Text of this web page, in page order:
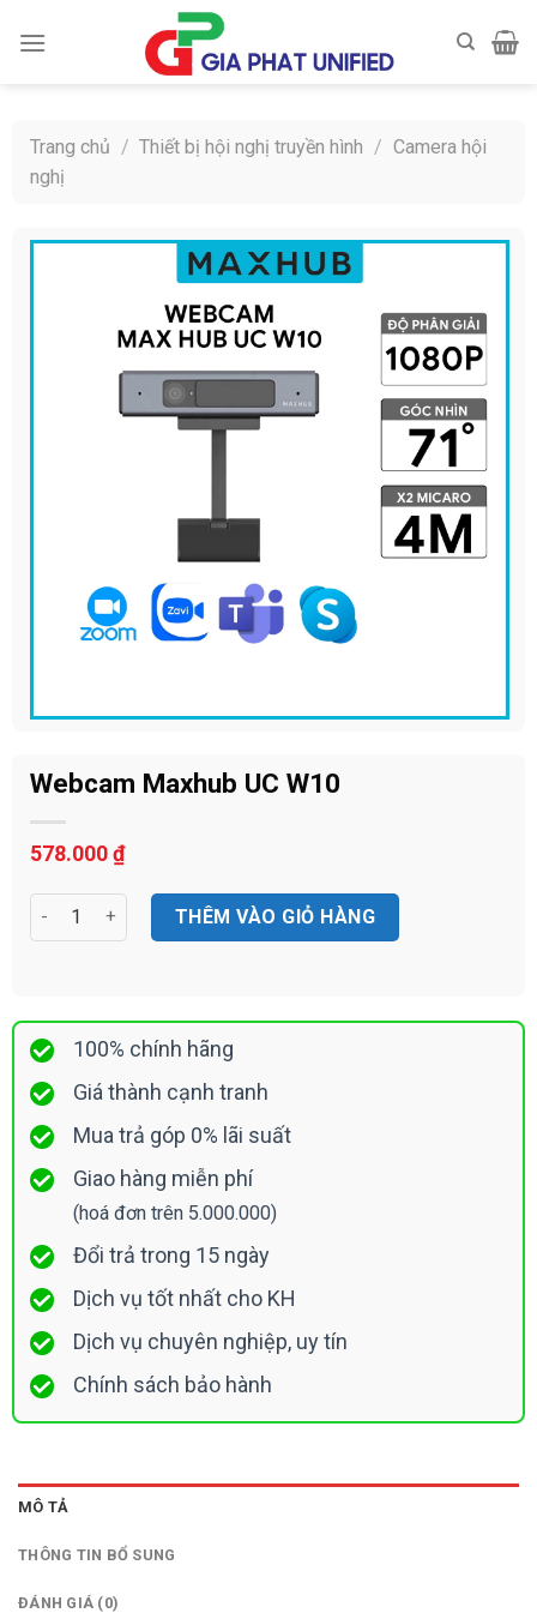
Trang chủ / Thiết bị hội nghị truyền hình / Camera hội
nghị
Webcam Maxhub UC W10
578.000₫
Webcam Maxhub UC W10 số lượng
THÊM VÀO GIỎ HÀNG
100% chính hãng
Giá thành cạnh tranh
Mua trả góp 0% lãi suất
Giao hàng miễn phí
(hoá đơn trên 5.000.000)
Đổi trả trong 15 ngày
Dịch vụ tốt nhất cho KH
Dịch vụ chuyên nghiệp, uy tín
Chính sách bảo hành
MÔ TẢ
THÔNG TIN BỔ SUNG
ĐÁNH GIÁ (0)